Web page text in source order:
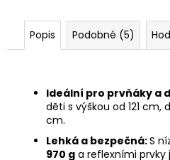
Popis Podobné (5)
Ideální pro prvňáky a
děti s výškou od 121 cm,
cm.
Lehká a bezpečná:S
970 g a reflexními